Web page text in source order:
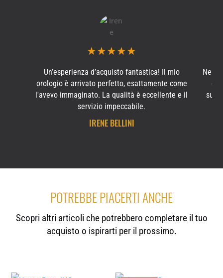
★★★★★
Un’esperienza d’acquisto fantastica! Il mio
orologio è arrivato perfetto, esattamente come
l'avevo immaginato. La qualità è eccellente e il
servizio impeccabile.
IRENE BELLINI
Ne
e
POTREBBE PIACERTI ANCHE
Scopri altri articoli che potrebbero completare il tuo
acquisto o ispirarti per il prossimo.